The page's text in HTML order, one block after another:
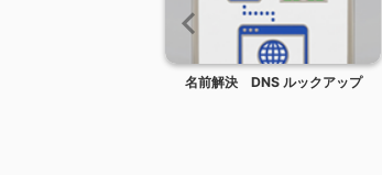
名前解決 DNS ルックアップ